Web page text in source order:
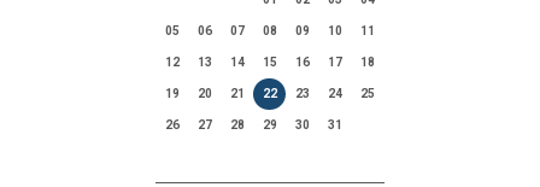
05 06 07 08 09 10 11
12 13 14 15 16 17 18
19 20 21 22 23 24 25
26 27 28 29 30 31